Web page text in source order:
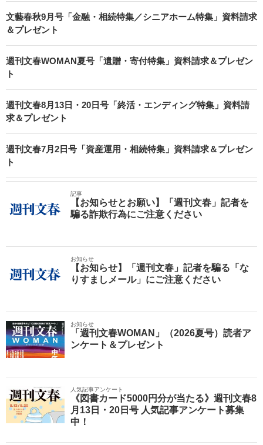
文藝春秋9月号「金融・相続特集／シニアホーム特集」資料請求
＆プレゼント
週刊文春WOMAN夏号「遺贈・寄付特集」資料請求＆プレゼン
ト
週刊文春8月13日・20日号「終活・エンディング特集」資料請
求＆プレゼント
週刊文春7月2日号「資産運用・相続特集」資料請求＆プレゼン
ト
記事
【お知らせとお願い】「週刊文春」記者を
騙る詐欺行為にご注意ください
お知らせ
【お知らせ】「週刊文春」記者を騙る「な
りすましメール」にご注意ください
お知らせ
「週刊文春WOMAN」（2026夏号）読者ア
ンケート＆プレゼント
人気記事アンケート
《図書カード5000円分が当たる》週刊文春8
月13日・20日号 人気記事アンケート募集
中！